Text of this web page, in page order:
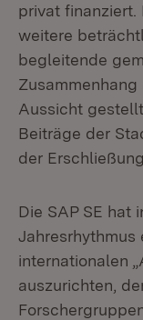
privat finanziert.
weitere
begleitende
Aussicht
Beiträge der
der
Die SAP SE hat
Jahresrhythmus
internationalen
auszurichten,